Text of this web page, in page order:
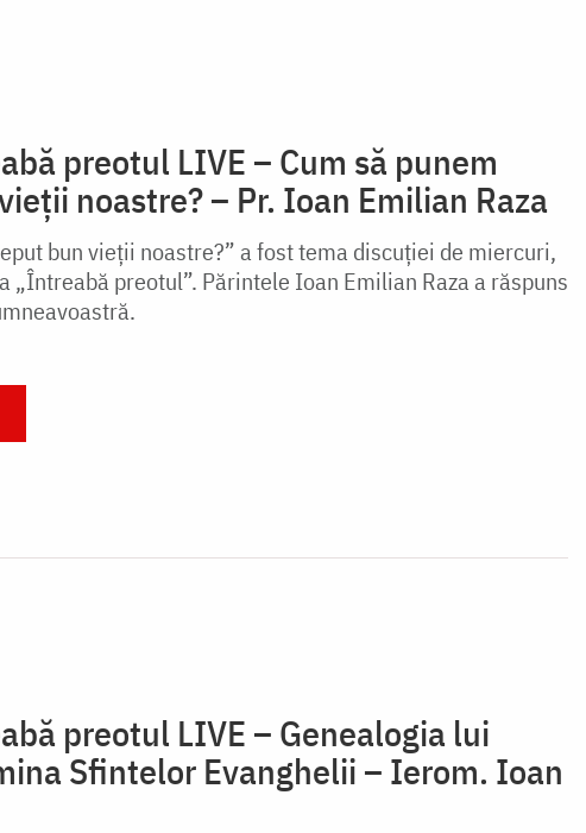
preotul LIVE – Cum să punem
noastre? – Pr. Ioan Emilian Raza
bun vieții noastre?” a fost tema discuției de miercuri,
„Întreabă preotul”. Părintele Ioan Emilian Raza a răspuns
preotul LIVE – Genealogia lui
Sfintelor Evanghelii – Ierom. Ioan